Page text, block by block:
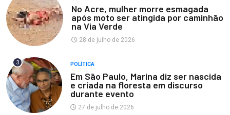
No Acre, mulher morre esmagada
após moto ser atingida por caminhão
na Via Verde
28 de julho de 2026
3 POLÍTICA
Em São Paulo, Marina diz ser nascida
e criada na floresta em discurso
durante evento
27 de julho de 2026